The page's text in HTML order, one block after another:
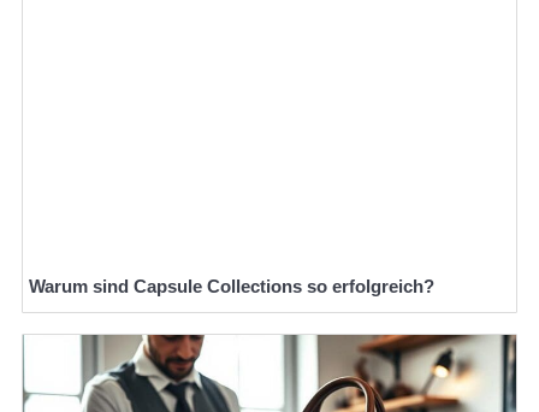
Warum sind Capsule Collections so erfolgreich?